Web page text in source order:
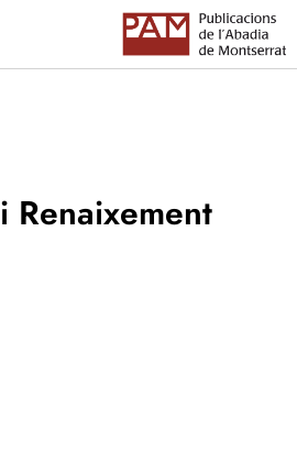
Renaixement